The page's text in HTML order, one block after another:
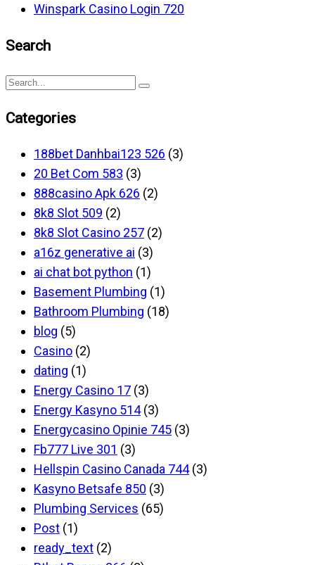
Winspark Casino Login 720
Search
Categories
188bet Danhbai123 526 (3)
20 Bet Com 583 (3)
888casino Apk 626 (2)
8k8 Slot 509 (2)
8k8 Slot Casino 257 (2)
a16z generative ai (3)
ai chat bot python (1)
Basement Plumbing (1)
Bathroom Plumbing (18)
blog (5)
Casino (2)
dating (1)
Energy Casino 17 (3)
Energy Kasyno 514 (3)
Energycasino Opinie 745 (3)
Fb777 Live 301 (3)
Hellspin Casino Canada 744 (3)
Kasyno Betsafe 850 (3)
Plumbing Services (65)
Post (1)
ready_text (2)